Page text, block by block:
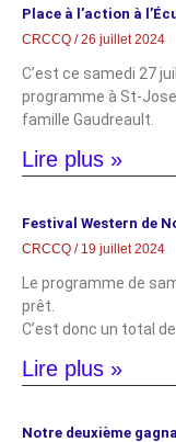
Place à l’action à
CRCCQ 26 juillet 2024
C’est ce samedi 27
programme à St-
famille Gaudreault.
Lire plus »
Festival Western de
CRCCQ 19 juillet 2024
Le programme de
prêt.
C’est donc un total
Lire plus »
Notre deuxième